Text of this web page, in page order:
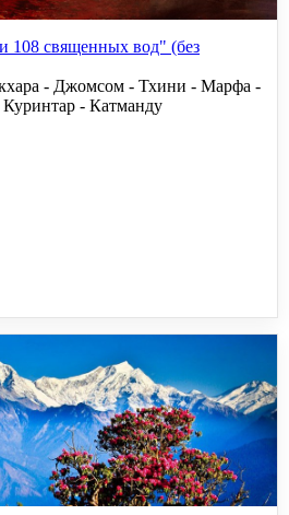
108 священных вод" (без
- Джомсом - Тхини - Марфа -
- Катманду